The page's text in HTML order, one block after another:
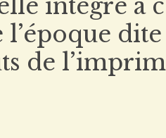
intègre à
l’époque
de